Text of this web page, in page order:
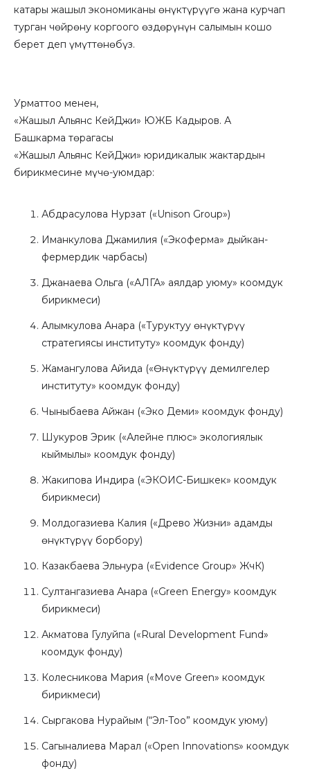
катары жашыл экономиканы өнүктүрүүгө жана курчап
турган чөйрөну коргоого өздөрүнүн салымын кошо
берет деп үмүттөнөбүз.
Урматтоо менен,
«Жашыл Альянс КейДжи» ЮЖБ Кадыров. А
Башкарма төрагасы
«Жашыл Альянс КейДжи» юридикалык жактардын
бирикмесине мүчө-уюмдар:
Абдрасулова Нурзат («Unison Group»)
Иманкулова Джамилия («Экоферма» дыйкан-
фермердик чарбасы)
Джанаева Ольга («АЛГА» аялдар уюму» коомдук
бирикмеси)
Алымкулова Анара («Туруктуу өнүктүрүү
стратегиясы институту» коомдук фонду)
Жамангулова Айида («Өнүктүрүү демилгелер
институту» коомдук фонду)
Чыныбаева Айжан («Эко Деми» коомдук фонду)
Шукуров Эрик («Алейне плюс» экологиялык
кыймылы» коомдук фонду)
Жакипова Индира («ЭКОИС-Бишкек» коомдук
бирикмеси)
Молдогазиева Калия («Древо Жизни» адамды
өнүктүрүү борбору)
Казакбаева Эльнура («Evidence Group» ЖчК)
Султангазиева Анара («Green Energy» коомдук
бирикмеси)
Акматова Гулуйпа («Rural Development Fund»
коомдук фонду)
Колесникова Мария («Move Green» коомдук
бирикмеси)
Сыргакова Нурайым (“Эл-Тоо” коомдук уюму)
Сагыналиева Марал («Open Innovations» коомдук
фонду)